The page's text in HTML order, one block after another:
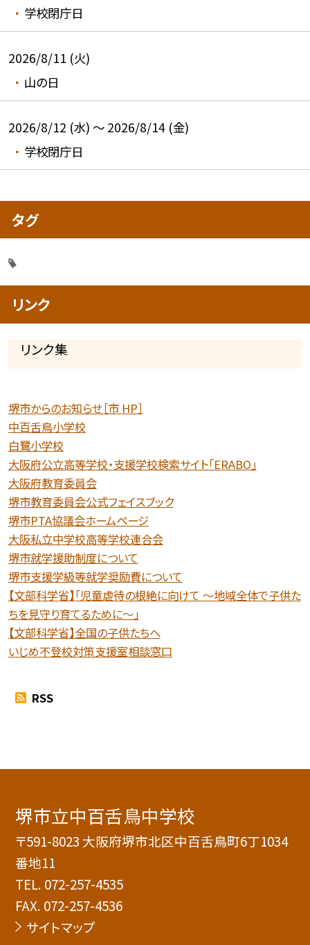
学校閉庁日
2026/8/11 (火)
山の日
2026/8/12 (水) ～ 2026/8/14 (金)
学校閉庁日
タグ
リンク
リンク集
堺市からのお知らせ［市 HP］
中百舌鳥小学校
白鷺小学校
大阪府公立高等学校・支援学校検索サイト「ERABO」
大阪府教育委員会
堺市教育委員会公式フェイスブック
堺市PTA協議会ホームページ
大阪私立中学校高等学校連合会
堺市就学援助制度について
堺市支援学級等就学奨励費について
【文部科学省】「児童虐待の根絶に向けて 〜地域全体で子供た
ちを見守り育てるために〜」
【文部科学省】全国の子供たちへ
いじめ不登校対策支援室相談窓口
RSS
堺市立中百舌鳥中学校
〒591-8023 大阪府堺市北区中百舌鳥町6丁1034
番地11
TEL. 072-257-4535
FAX. 072-257-4536
サイトマップ